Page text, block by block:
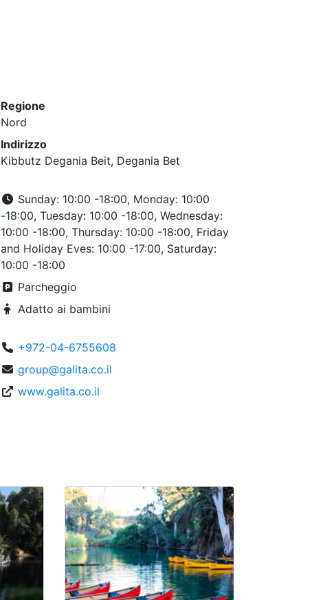
Regione
Nord
Indirizzo
Kibbutz Degania Beit, Degania Bet
Sunday: 10:00 -18:00, Monday: 10:00
-18:00, Tuesday: 10:00 -18:00, Wednesday:
10:00 -18:00, Thursday: 10:00 -18:00, Friday
and Holiday Eves: 10:00 -17:00, Saturday:
10:00 -18:00
Parcheggio
Adatto ai bambini
+972-04-6755608
group@galita.co.il
www.galita.co.il